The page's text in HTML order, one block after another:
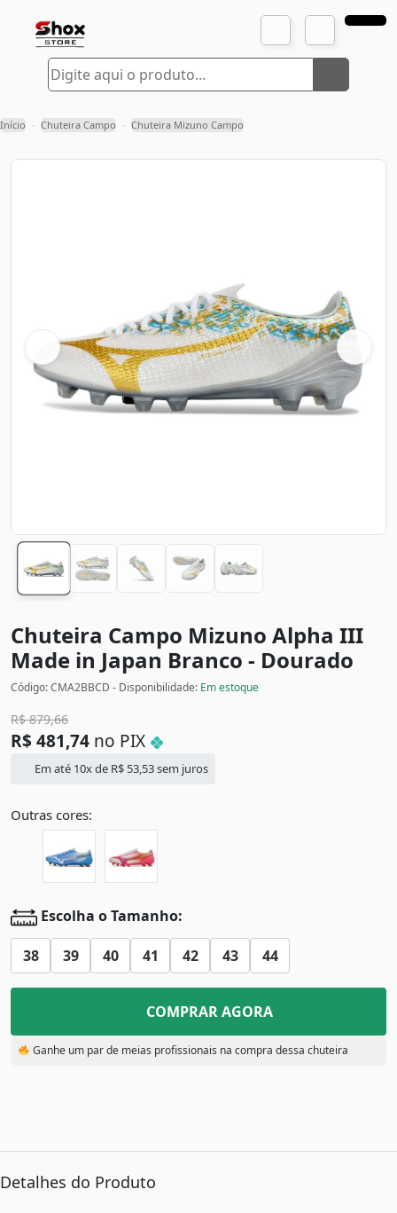
Início › Chuteira Campo › Chuteira Mizuno Campo
Chuteira Campo Mizuno Alpha III
Made in Japan Branco - Dourado
Código: CMA2BBCD - Disponibilidade: Em estoque
R$879,66
R$ 481,74 no PIX
Em até 10x de R$ 53,53sem juros
Outras cores:
Escolha o Tamanho:
38 39 40 41 42 43 44
COMPRAR AGORA
Ganhe um par de meias profissionais na compra dessa chuteira
Detalhes do Produto